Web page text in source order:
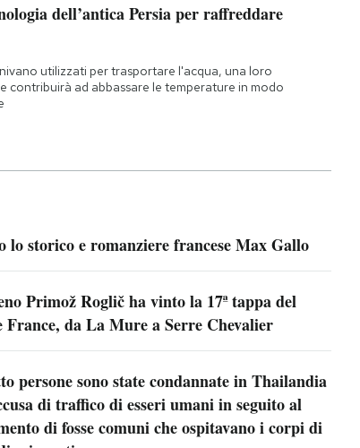
dell’antica Persia per raffreddare
utilizzati per trasportare l'acqua, una loro
contribuirà ad abbassare le temperature in modo
lo storico e romanziere francese Max Gallo
Primož Roglič ha vinto la 17ª tappa del
France, da La Mure a Serre Chevalier
persone sono state condannate in Thailandia
di traffico di esseri umani in seguito al
di fosse comuni che ospitavano i corpi di